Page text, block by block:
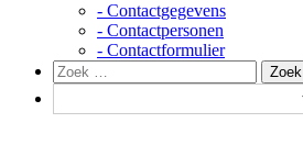
- Contactgegevens
- Contactpersonen
- Contactformulier
Zoeken
naar:
Zoek